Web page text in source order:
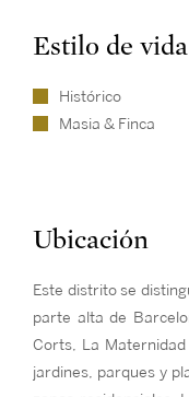
Estilo de vida
Histórico
Masia & Finca
Ubicación
Este distrito se
parte alta de
Corts, La
jardines, parques y